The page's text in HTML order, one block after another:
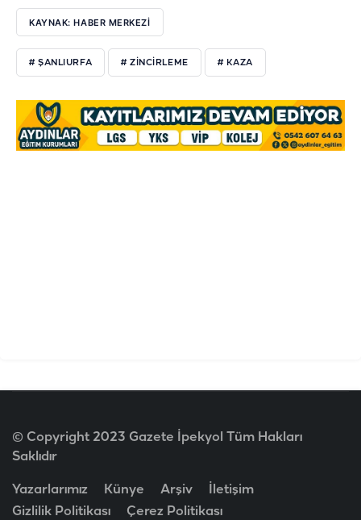
KAYNAK: HABER MERKEZİ
# ŞANLIURFA # ZİNCİRLEME # KAZA
© Copyright 2023 Gazete İpekyol Tüm Hakları
Saklıdır
Yazarlarımız Künye Arşiv
İletişim
Gizlilik Politikası
Çerez Politikası